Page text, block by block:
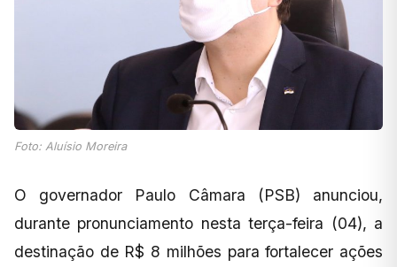
Foto: Aluísio Moreira
O governador Paulo Câmara (PSB) anunciou,
durante pronunciamento nesta terça-feira (04), a
destinação de R$ 8 milhões para fortalecer ações